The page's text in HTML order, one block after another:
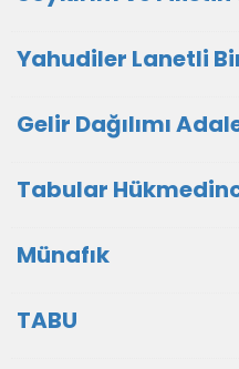
Yahudiler Lanetli
Gelir Dağılımı
Tabular
Münafık
TABU